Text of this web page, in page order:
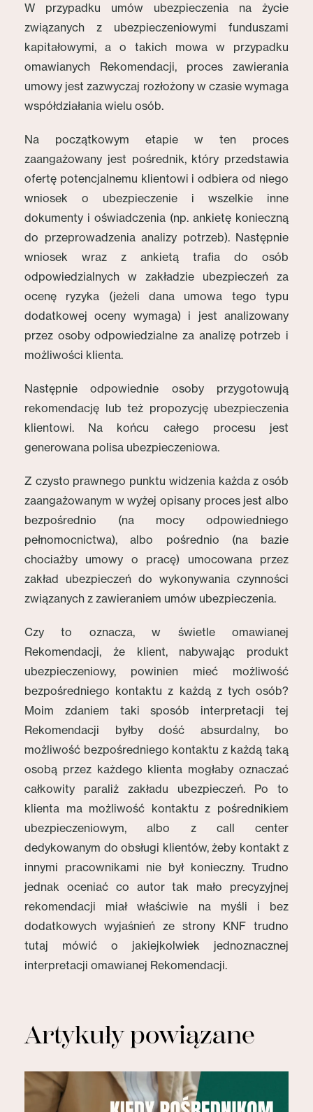
W przypadku umów ubezpieczenia na życie
związanych z ubezpieczeniowymi funduszami
kapitałowymi, a o takich mowa w przypadku
omawianych Rekomendacji, proces zawierania
umowy jest zazwyczaj rozłożony w czasie wymaga
współdziałania wielu osób.
Na początkowym etapie w ten proces
zaangażowany jest pośrednik, który przedstawia
ofertę potencjalnemu klientowi i odbiera od niego
wniosek o ubezpieczenie i wszelkie inne
dokumenty i oświadczenia (np. ankietę konieczną
do przeprowadzenia analizy potrzeb). Następnie
wniosek wraz z ankietą trafia do osób
odpowiedzialnych w zakładzie ubezpieczeń za
ocenę ryzyka (jeżeli dana umowa tego typu
dodatkowej oceny wymaga) i jest analizowany
przez osoby odpowiedzialne za analizę potrzeb i
możliwości klienta.
Następnie odpowiednie osoby przygotowują
rekomendację lub też propozycję ubezpieczenia
klientowi. Na końcu całego procesu jest
generowana polisa ubezpieczeniowa.
Z czysto prawnego punktu widzenia każda z osób
zaangażowanym w wyżej opisany proces jest albo
bezpośrednio (na mocy odpowiedniego
pełnomocnictwa), albo pośrednio (na bazie
chociażby umowy o pracę) umocowana przez
zakład ubezpieczeń do wykonywania czynności
związanych z zawieraniem umów ubezpieczenia.
Czy to oznacza, w świetle omawianej
Rekomendacji, że klient, nabywając produkt
ubezpieczeniowy, powinien mieć możliwość
bezpośredniego kontaktu z każdą z tych osób?
Moim zdaniem taki sposób interpretacji tej
Rekomendacji byłby dość absurdalny, bo
możliwość bezpośredniego kontaktu z każdą taką
osobą przez każdego klienta mogłaby oznaczać
całkowity paraliż zakładu ubezpieczeń. Po to
klienta ma możliwość kontaktu z pośrednikiem
ubezpieczeniowym, albo z call center
dedykowanym do obsługi klientów, żeby kontakt z
innymi pracownikami nie był konieczny. Trudno
jednak oceniać co autor tak mało precyzyjnej
rekomendacji miał właściwie na myśli i bez
dodatkowych wyjaśnień ze strony KNF trudno
tutaj mówić o jakiejkolwiek jednoznacznej
interpretacji omawianej Rekomendacji.
Artykuły powiązane